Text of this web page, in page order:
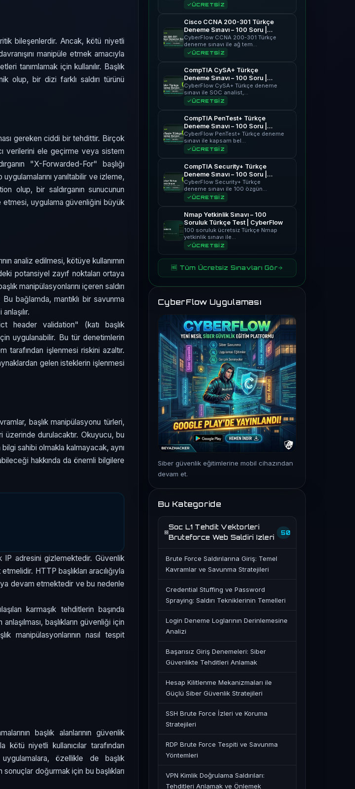
bileşenlerdir. Ancak, kötü niyetli
manipüle etmek amacıyla
tanımlamak için kullanılır. Başlık
olup, bir dizi farklı saldırı türünü
gereken ciddi bir tehdittir. Birçok
verilerini ele geçirme veya sistem
"X-Forwarded-For" başlığı
yanıltabilir ve izleme,
olup, bir saldırganın sunucunun
etmesi, uygulama güvenliğini büyük
analiz edilmesi, kötüye kullanımın
potansiyel zayıf noktaları ortaya
manipülasyonlarını içeren saldırı
bağlamda, mantıklı bir savunma
header validation" (katı başlık
uygulanabilir. Bu tür denetimlerin
tarafından işlenmesi riskini azaltır.
gelen isteklerin işlenmesi
başlık manipülasyonu türleri,
üzerinde durulacaktır. Okuyucu, bu
sahibi olmakla kalmayacak, aynı
hakkında da önemli bilgilere
IP adresini gizlemektedir. Güvenlik
HTTP başlıkları aracılığıyla
devam etmektedir ve bu nedenle
karmaşık tehditlerin başında
başlıkların güvenliği için
manipülasyonlarının nasıl tespit
başlık alanlarının güvenlik
kötü niyetli kullanıcılar tarafından
uygulamalara, özellikle de başlık
doğurmak için bu başlıkları
ÜCRETSİZ
Cisco CCNA 200-301 Türkçe
Deneme Sınavı – 100 Soru |
CyberFlow
CyberFlow CCNA 200-301 Türkçe
deneme sınavı ile ağ tem…
ÜCRETSİZ
CompTIA CySA+ Türkçe
Deneme Sınavı – 100 Soru |
CyberFlow
CyberFlow CySA+ Türkçe deneme
sınavı ile SOC analist,…
ÜCRETSİZ
CompTIA PenTest+ Türkçe
Deneme Sınavı – 100 Soru |
CyberFlow
CyberFlow PenTest+ Türkçe deneme
sınavı ile kapsam bel…
ÜCRETSİZ
CompTIA Security+ Türkçe
Deneme Sınavı – 100 Soru |
CyberFlow
CyberFlow Security+ Türkçe
deneme sınavı ile 100 özgün…
ÜCRETSİZ
Nmap Yetkinlik Sınavı – 100
Soruluk Türkçe Test | CyberFlow
100 soruluk ücretsiz Türkçe Nmap
yetkinlik sınavı ile…
ÜCRETSİZ
🆓 Tüm Ücretsiz Sınavları Gör
CyberFlow Uygulaması
Siber güvenlik eğitimlerine mobil cihazından
devam et.
Bu Kategoride
Soc L1 Tehdit Vektorleri
Bruteforce Web Saldiri Izleri
50
Brute Force Saldırılarına Giriş: Temel
Kavramlar ve Savunma Stratejileri
Credential Stuffing ve Password
Spraying: Saldırı Tekniklerinin Temelleri
Login Deneme Loglarının Derinlemesine
Analizi
Başarısız Giriş Denemeleri: Siber
Güvenlikte Tehditleri Anlamak
Hesap Kilitlenme Mekanizmaları ile
Güçlü Siber Güvenlik Stratejileri
SSH Brute Force İzleri ve Koruma
Stratejileri
RDP Brute Force Tespiti ve Savunma
Yöntemleri
VPN Kimlik Doğrulama Saldırıları:
Tehditleri Anlamak ve Önlemek